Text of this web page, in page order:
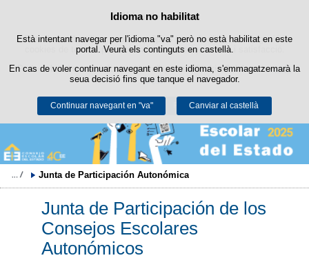
Política de cookies
Este lloc web utilitza cookies pròpies per a facilitar la navegació i
cookies de tercers per a obtindre estadístiques d'ús i satisfacció.
Podeu obtindre més informació en l'apartat "Cookies" del nostreavís
legal.
Acceptar Rebutjar
Idioma no habilitat
Està intentant navegar per l'idioma "va" però no està habilitat en este
portal. Veurà els continguts en castellà.
En cas de voler continuar navegant en este idioma, s'emmagatzemarà la
seua decisió fins que tanque el navegador.
Continuar navegant en "va" Canviar al castellà
Passar al contingut
Junta de Participación Autonómica
Junta de Participación de los
Consejos Escolares
Autonómicos